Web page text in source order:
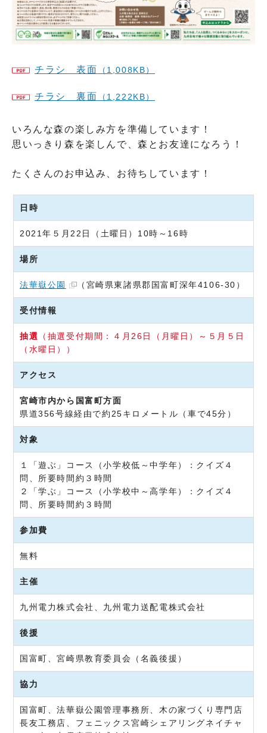
チラシ 表面 （1,008KB）
チラシ 裏面 （1,222KB）
いろんな森の楽しみ方を準備しています！
思いっきり森を楽しんで、森とお友達になろう！
たくさんのお申込み、お待ちしています！
日時
2021年５月22日（土曜日）10時～16時
場所
法華嶽公園 （宮崎県東諸県郡国富町深年4106-30）
受付情報
抽選 （抽選受付期間：４月26日（月曜日）～５月５日
（水曜日））
アクセス
宮崎市内から国富町方面
県道356号線経由で約25キロメートル（車で45分）
対象
１「遊ぶ」コース（小学校低～中学年）：クイズ４
問、所要時間約３時間
２「学ぶ」コース（小学校中～高学年）：クイズ４
問、所要時間約３時間
参加費
無料
主催
九州電力株式会社、九州電力送配電株式会社
後援
国富町、宮崎県教育委員会（名義後援）
協力
国富町、法華嶽公園管理事務所、木の家づくり専門店
長友工務店、フェニックス宮崎シェアリングネイチャ